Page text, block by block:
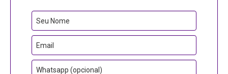
Contact
Email
Seu Nome
Email
Whatsapp (opcional)